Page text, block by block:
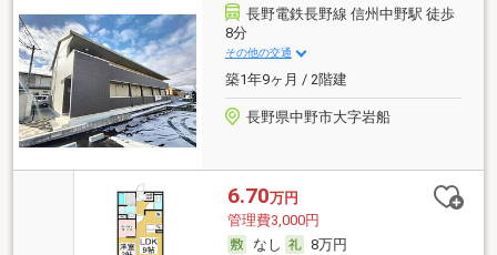
長野電鉄長野線 信州中野駅 徒歩
8分
その他の交通
築1年9ヶ月 / 2階建
長野県中野市大字岩船
6.70万円
管理費3,000円
なし
8万円